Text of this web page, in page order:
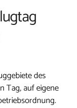
des
Tag, auf eigene